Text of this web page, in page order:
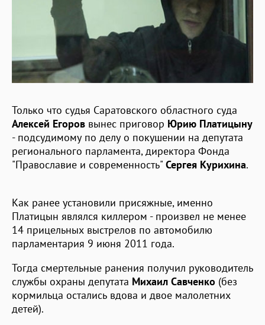
Только что судья Саратовского областного суда
Алексей Егоров вынес приговор Юрию Платицыну
- подсудимому по делу о покушении на депутата
регионального парламента, директора Фонда
"Православие и современность" Сергея Курихина.
Как ранее установили присяжные, именно
Платицын являлся киллером - произвел не менее
14 прицельных выстрелов по автомобилю
парламентария 9 июня 2011 года.
Тогда смертельные ранения получил руководитель
службы охраны депутата Михаил Савченко (без
кормильца остались вдова и двое малолетних
детей).